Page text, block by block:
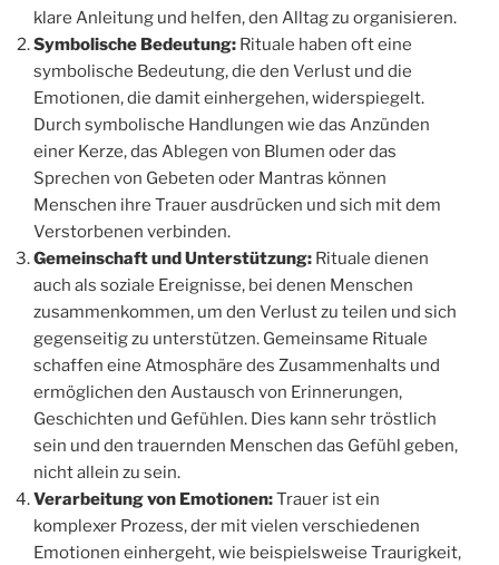
klare Anleitung und helfen, den Alltag zu organisieren.
Symbolische Bedeutung: Rituale haben oft eine
symbolische Bedeutung, die den Verlust und die
Emotionen, die damit einhergehen, widerspiegelt.
Durch symbolische Handlungen wie das Anzünden
einer Kerze, das Ablegen von Blumen oder das
Sprechen von Gebeten oder Mantras können
Menschen ihre Trauer ausdrücken und sich mit dem
Verstorbenen verbinden.
Gemeinschaft und Unterstützung: Rituale dienen
auch als soziale Ereignisse, bei denen Menschen
zusammenkommen, um den Verlust zu teilen und sich
gegenseitig zu unterstützen. Gemeinsame Rituale
schaffen eine Atmosphäre des Zusammenhalts und
ermöglichen den Austausch von Erinnerungen,
Geschichten und Gefühlen. Dies kann sehr tröstlich
sein und den trauernden Menschen das Gefühl geben,
nicht allein zu sein.
Verarbeitung von Emotionen:Trauer ist ein
komplexer Prozess, der mit vielen verschiedenen
Emotionen einhergeht, wie beispielsweise Traurigkeit,